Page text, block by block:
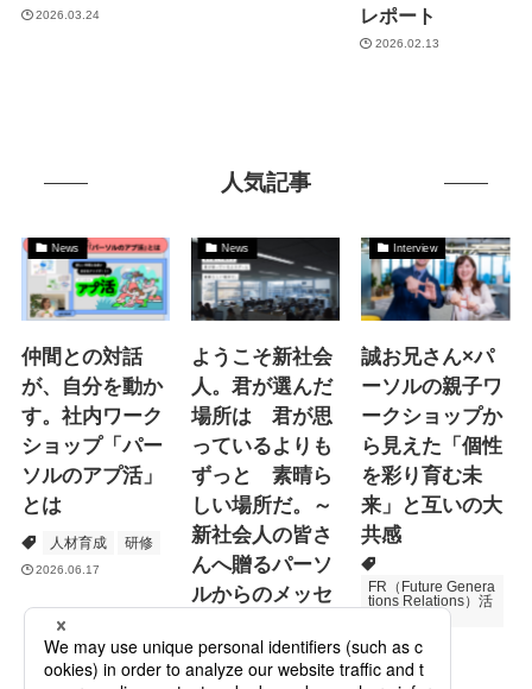
2026.03.24
レポート
2026.02.13
人気記事
News
仲間との対話
が、自分を動か
す。社内ワーク
ショップ「パー
ソルのアプ活」
とは
人材育成 研修
2026.06.17
News
ようこそ新社会
人。君が選んだ
場所は 君が思
っているよりも
ずっと 素晴ら
しい場所だ。～
新社会人の皆さ
んへ贈るパーソ
ルからのメッセ
Specialized Servic
Interview
誠お兄さん×パ
ーソルの親子ワ
ークショップか
ら見えた「個性
を彩り育む未
来」と互いの大
共感
FR（Future Genera
tions Relations）活
次世代育成
2026.06.16